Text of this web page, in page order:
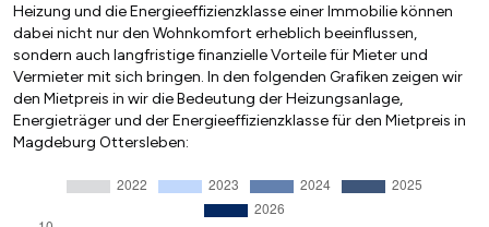
Heizung und die Energieeffizienzklasse einer Immobilie können
dabei nicht nur den Wohnkomfort erheblich beeinflussen,
sondern auch langfristige finanzielle Vorteile für Mieter und
Vermieter mit sich bringen. In den folgenden Grafiken zeigen wir
den Mietpreis in wir die Bedeutung der Heizungsanlage,
Energieträger und der Energieeffizienzklasse für den Mietpreis in
Magdeburg Ottersleben: